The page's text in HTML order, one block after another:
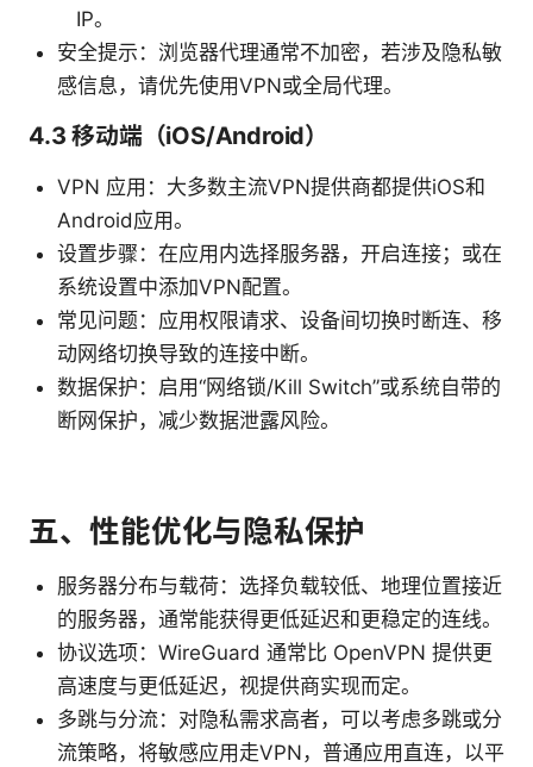
IP。
安全提示：浏览器代理通常不加密，若涉及隐私敏
感信息，请优先使用VPN或全局代理。
4.3 移动端（iOS/Android）
VPN 应用：大多数主流VPN提供商都提供iOS和
Android应用。
设置步骤：在应用内选择服务器，开启连接；或在
系统设置中添加VPN配置。
常见问题：应用权限请求、设备间切换时断连、移
动网络切换导致的连接中断。
数据保护：启用“网络锁/Kill Switch”或系统自带的
断网保护，减少数据泄露风险。
五、性能优化与隐私保护
服务器分布与载荷：选择负载较低、地理位置接近
的服务器，通常能获得更低延迟和更稳定的连线。
协议选项：WireGuard 通常比 OpenVPN 提供更
高速度与更低延迟，视提供商实现而定。
多跳与分流：对隐私需求高者，可以考虑多跳或分
流策略，将敏感应用走VPN，普通应用直连，以平